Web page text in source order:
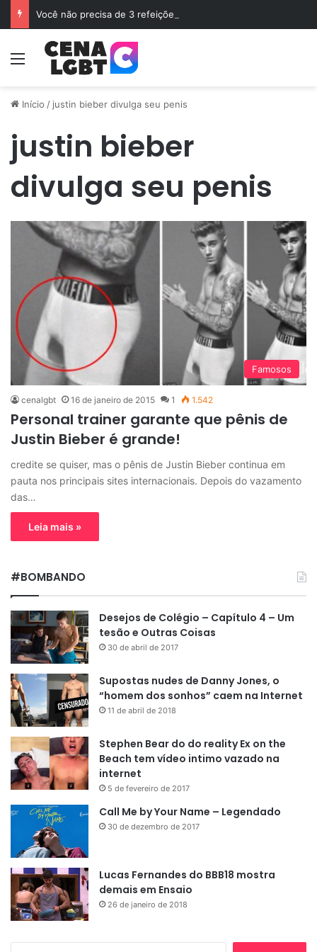
Você não precisa de 3 refeições diárias e sim de Jejum
Menu
Início / justin bieber divulga seu penis
justin bieber
divulga seu penis
Famosos
cenalgbt 16 de janeiro de 2015 1 1.542
Personal trainer garante que pênis de
Justin Bieber é grande!
credite se quiser, mas o pênis de Justin Bieber continua em
pauta nos principais sites internacionais. Depois do vazamento
das…
Leia mais »
#BOMBANDO
Desejos de Colégio – Capítulo 4 – Um
tesão e Outras Coisas
30 de abril de 2017
Supostas nudes de Danny Jones, o
“homem dos sonhos” caem na Internet
11 de abril de 2018
Stephen Bear do do reality Ex on the
Beach tem vídeo intimo vazado na
internet
5 de fevereiro de 2017
Call Me by Your Name – Legendado
30 de dezembro de 2017
Lucas Fernandes do BBB18 mostra
demais em Ensaio
26 de janeiro de 2018